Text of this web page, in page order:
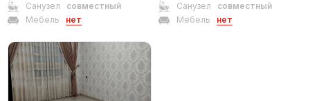
Санузел
совместный
Мебель
нет
Санузел
совместный
Мебель
нет